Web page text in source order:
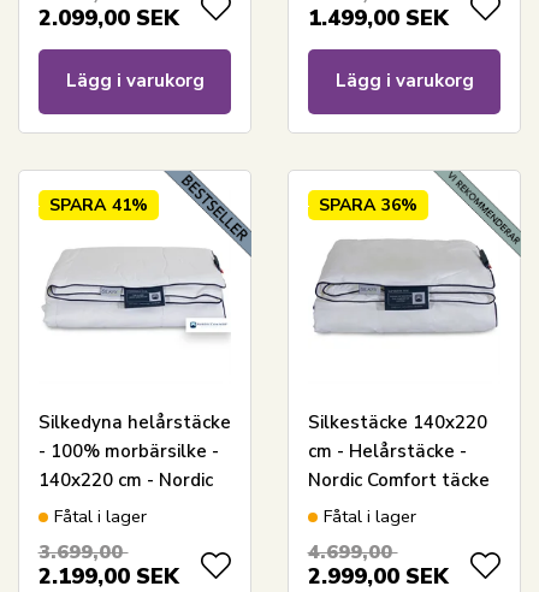
2.099,00 SEK
Lägg i varukorg
1.499,00 SEK
Lägg i varukorg
SPARA 41%
Silkedyna helårstäcke
- 100% morbärsilke -
140x220 cm - Nordic
Comfort silkedyna
Fåtal i lager
3.699,00
2.199,00 SEK
SPARA 36%
Silkestäcke 140x220
cm - Helårstäcke -
Nordic Comfort täcke
med långfibrigt
Fåtal i lager
4.699,00
2.999,00 SEK